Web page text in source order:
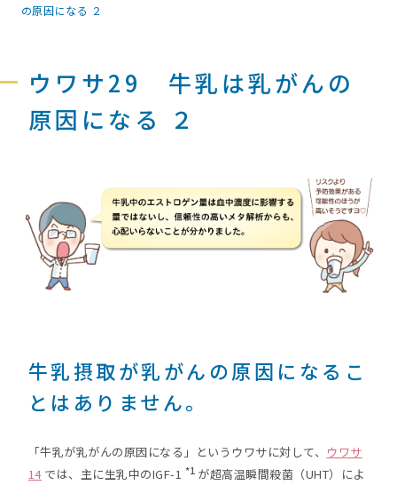
の原因になる ２
ウワサ29 牛乳は乳がんの
原因になる ２
牛乳摂取が乳がんの原因になるこ
とはありません。
「牛乳が乳がんの原因になる」というウワサに対して、 ウワサ
14では、主に生乳中のIGF-1 *1 が超高温瞬間殺菌（UHT）によ